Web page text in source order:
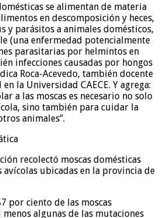
se alimentan de materia
en descomposición y heces,
y parásitos a animales domésticos,
(una enfermedad potencialmente
parasitarias por helmintos en
infecciones causadas por hongos
Roca-Acevedo, también docente
la Universidad CAECE. Y agrega:
a las moscas es necesario no solo
sino también para cuidar la
animales”.
recolectó moscas domésticas
ubicadas en la provincia de
por ciento de las moscas
algunas de las mutaciones